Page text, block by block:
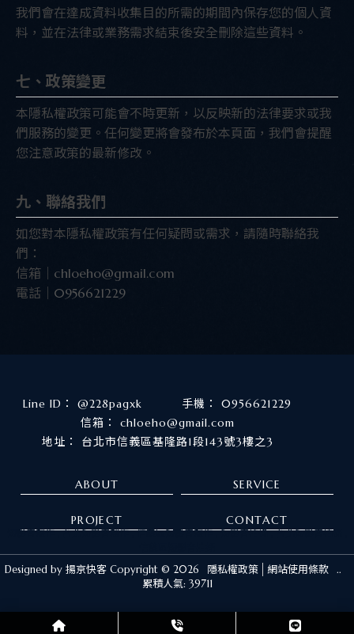
我們會在達成資料收集目的所需的期間內保存您的個人資
料，並在法律或業務需求結束後安全刪除這些資料。
七、政策變更
本隱私權政策可能會不時更新，以反映新的法律要求或我
們服務的變更。任何變更將會發布於本頁面，我們會提醒
您注意政策的最新修改。
九、聯絡我們
如您對本隱私權政策有任何疑問或需求，請隨時聯絡我
們：
信箱｜ chloeho@gmail.com
電話｜ 0956621229
@228pagxk
0956621229
chloeho@gmail.com
台北市信義區基隆路1段143號3樓之3
ABOUT SERVICE
PROJECT CONTACT
短影音製作 台北短影音製作 信義區短影音製作 短影音拍攝
台北短影音拍攝
Designed by 揚京快客 Copyright © 2026 隱私權政策 網站使用條款 ..
累積人氣: 39711